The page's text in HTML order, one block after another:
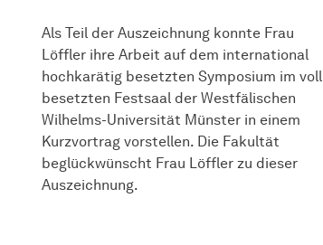
Als Teil der Auszeichnung konnte Frau
Löffler ihre Arbeit auf dem international
hochkarätig besetzten Symposium im voll
besetzten Festsaal der Westfälischen
Wilhelms-Universität Münster in einem
Kurzvortrag vorstellen. Die Fakultät
beglückwünscht Frau Löffler zu dieser
Auszeichnung.